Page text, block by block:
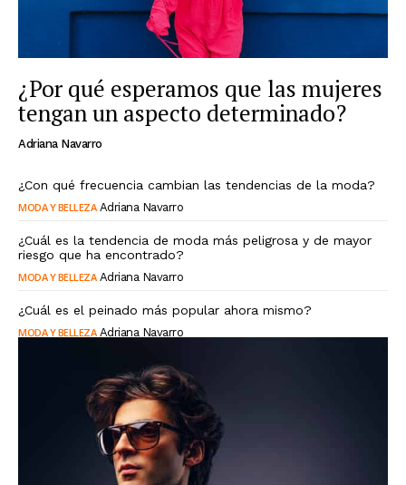
¿Por qué esperamos que las mujeres
tengan un aspecto determinado?
Adriana Navarro
¿Con qué frecuencia cambian las tendencias de la moda?
MODA Y BELLEZA Adriana Navarro
¿Cuál es la tendencia de moda más peligrosa y de mayor
riesgo que ha encontrado?
MODA Y BELLEZA Adriana Navarro
¿Cuál es el peinado más popular ahora mismo?
MODA Y BELLEZA Adriana Navarro